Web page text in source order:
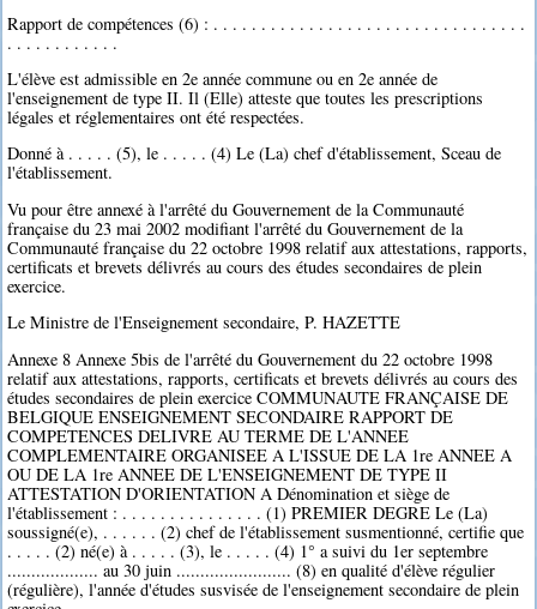
Rapport de compétences (6) : . . . . . . . . . . . . . . . . . . . . . . . . . . . . . . . . .
. . . . . . . . . . . .
L'élève est admissible en 2e année commune ou en 2e année de
l'enseignement de type II. Il (Elle) atteste que toutes les prescriptions
légales et réglementaires ont été respectées.
Donné à . . . . . (5), le . . . . . (4) Le (La) chef d'établissement, Sceau de
l'établissement.
Vu pour être annexé à l'arrêté du Gouvernement de la Communauté
française du 23 mai 2002 modifiant l'arrêté du Gouvernement de la
Communauté française du 22 octobre 1998 relatif aux attestations, rapports,
certificats et brevets délivrés au cours des études secondaires de plein
exercice.
Le Ministre de l'Enseignement secondaire, P. HAZETTE
Annexe 8 Annexe 5bis de l'arrêté du Gouvernement du 22 octobre 1998
relatif aux attestations, rapports, certificats et brevets délivrés au cours des
études secondaires de plein exercice COMMUNAUTE FRANÇAISE DE
BELGIQUE ENSEIGNEMENT SECONDAIRE RAPPORT DE
COMPETENCES DELIVRE AU TERME DE L'ANNEE
COMPLEMENTAIRE ORGANISEE A L'ISSUE DE LA 1re ANNEE A
OU DE LA 1re ANNEE DE L'ENSEIGNEMENT DE TYPE II
ATTESTATION D'ORIENTATION A Dénomination et siège de
l'établissement : . . . . . . . . . . . . . . . (1) PREMIER DEGRE Le (La)
soussigné(e), . . . . . . (2) chef de l'établissement susmentionné, certifie que
. . . . . (2) né(e) à . . . . . (3), le . . . . . (4) 1° a suivi du 1er septembre
................... au 30 juin ........................ (8) en qualité d'élève régulier
(régulière), l'année d'études susvisée de l'enseignement secondaire de plein